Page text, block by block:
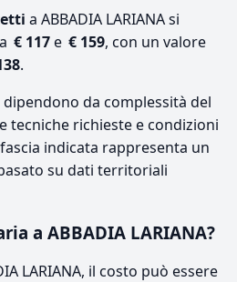
a ABBADIA LARIANA si
€ 117e € 159, con un valore
.
da complessità del
tecniche richieste e condizioni
indicata rappresenta un
su dati territoriali
a ABBADIA LARIANA?
LARIANA, il costo può essere